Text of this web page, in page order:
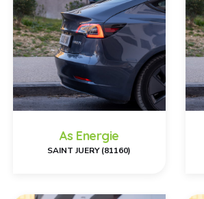
As Energie
SAINT JUERY (81160)